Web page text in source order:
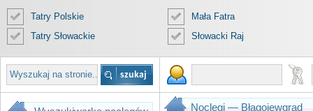
Tatry Polskie
Mała Fatra
Tatry Słowackie
Słowacki Raj
Noclegi — Błagojewgrad